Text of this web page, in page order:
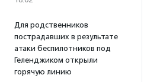
Для родственников
пострадавших в результате
атаки беспилотников под
Геленджиком открыли
горячую линию